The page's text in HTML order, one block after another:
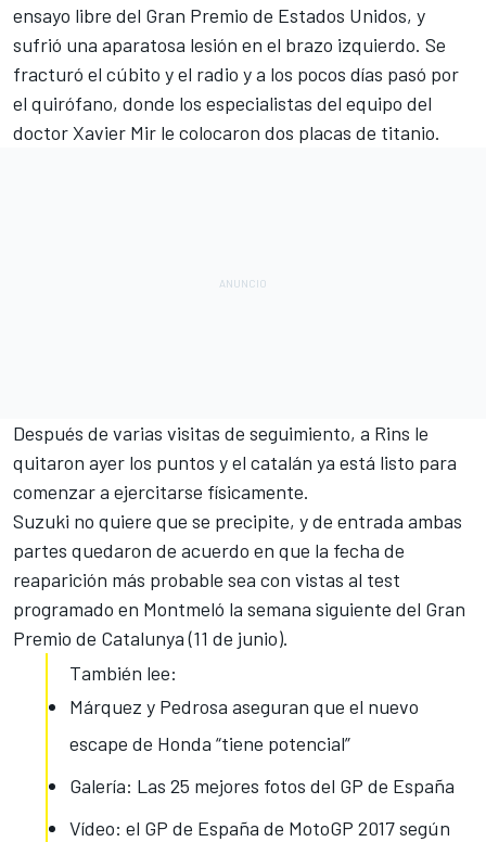
ensayo libre del Gran Premio de Estados Unidos, y
sufrió una aparatosa lesión en el brazo izquierdo. Se
fracturó el cúbito y el radio y a los pocos días pasó por
el quirófano, donde los especialistas del equipo del
doctor Xavier Mir le colocaron dos placas de titanio.
Después de varias visitas de seguimiento, a Rins le
quitaron ayer los puntos y el catalán ya está listo para
comenzar a ejercitarse físicamente.
Suzuki no quiere que se precipite, y de entrada ambas
partes quedaron de acuerdo en que la fecha de
reaparición más probable sea con vistas al test
programado en Montmeló la semana siguiente del Gran
Premio de Catalunya(11 de junio).
También lee:
Márquez y Pedrosa aseguran que el nuevo
escape de Honda “tiene potencial”
Galería: Las 25 mejores fotos del GP de España
Vídeo: el GP de España de MotoGP 2017 según